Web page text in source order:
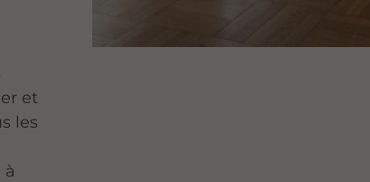
et
les
à